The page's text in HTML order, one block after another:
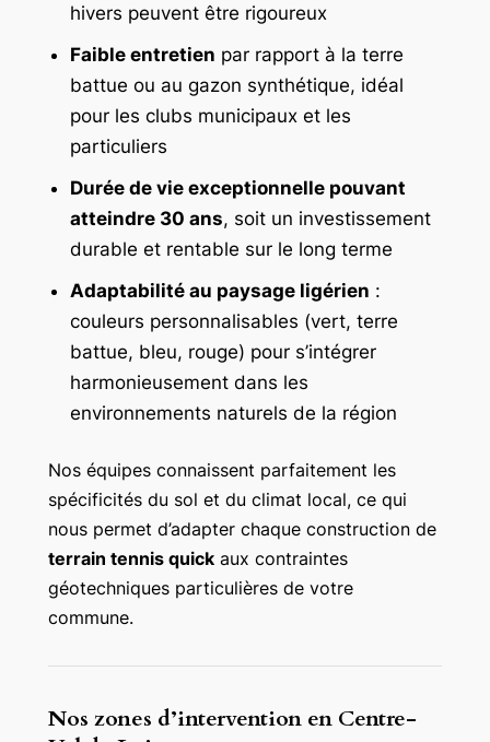
hivers peuvent être rigoureux
Faible entretien par rapport à la terre
battue ou au gazon synthétique, idéal
pour les clubs municipaux et les
particuliers
Durée de vie exceptionnelle pouvant
atteindre 30 ans, soit un investissement
durable et rentable sur le long terme
Adaptabilité au paysage ligérien :
couleurs personnalisables (vert, terre
battue, bleu, rouge) pour s’intégrer
harmonieusement dans les
environnements naturels de la région
Nos équipes connaissent parfaitement les
spécificités du sol et du climat local, ce qui
nous permet d’adapter chaque construction de
terrain tennis quickaux contraintes
géotechniques particulières de votre
commune.
Nos zones d’intervention en Centre-